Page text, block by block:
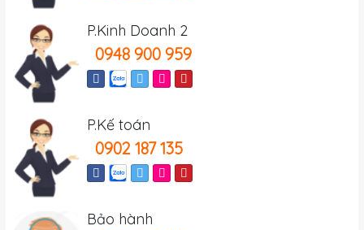
P.Kinh Doanh 2
0948 900 959
P.Kế toán
0902 187 135
Bảo hành